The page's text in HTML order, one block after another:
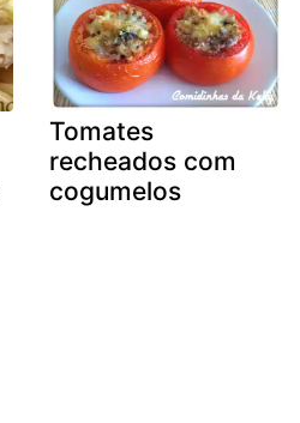
Tomates
recheados com
cogumelos